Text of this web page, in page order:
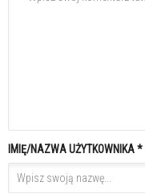
IMIĘ/NAZWA UŻYTKOWNIKA *